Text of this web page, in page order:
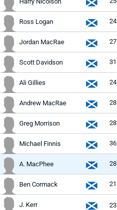
Ross Logan 24
Jordan MacRae 27
Scott Davidson 31
Ali Gillies 24
Andrew MacRae 28
Greg Morrison 28
Michael Finnis 36
A. MacPhee 28
Ben Cormack 21
J. Kerr 23